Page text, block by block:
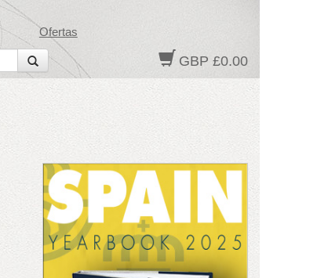
Ofertas
GBP £0.00